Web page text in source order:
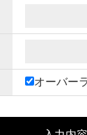
オーバー